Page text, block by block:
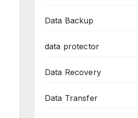
Data Backup
data protector
Data Recovery
Data Transfer